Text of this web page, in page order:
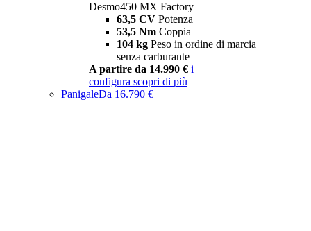
Desmo450 MX Factory
63,5 CV Potenza
53,5 Nm Coppia
104 kg Peso in ordine di marcia
senza carburante
A partire da 14.990 € i
configura scopri di più
PanigaleDa 16.790 €